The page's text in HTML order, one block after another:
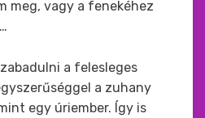
meg, vagy a fenekéhez
a felesleges
a zuhany
egy úriember. Így is